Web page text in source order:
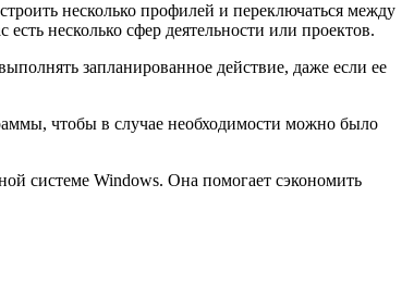
несколько профилей и переключаться между
несколько сфер деятельности или проектов.
запланированное действие, даже если ее
чтобы в случае необходимости можно было
системе Windows. Она помогает сэкономить